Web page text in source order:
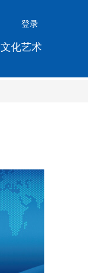
登录
文化艺术